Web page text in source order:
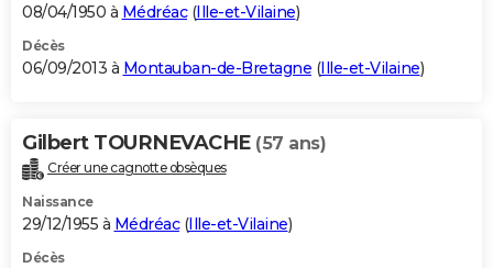
08/04/1950 à Médréac(Ille-et-Vilaine)
Décès
06/09/2013 à Montauban-de-Bretagne (Ille-et-Vilaine)
Gilbert TOURNEVACHE (57 ans)
Créer une cagnotte obsèques
Naissance
29/12/1955 à Médréac(Ille-et-Vilaine)
Décès